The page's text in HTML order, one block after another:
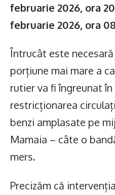
februarie 2026, ora
februarie 2026, ora
Întrucât este
porțiune mai mare a
rutier va fi îngreunat în
restricționarea
benzi amplasate pe
Mamaia – câte o
mers.
Precizăm că